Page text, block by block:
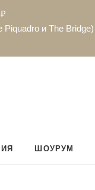
Piquadro и The Bridge)
ШОУРУМ